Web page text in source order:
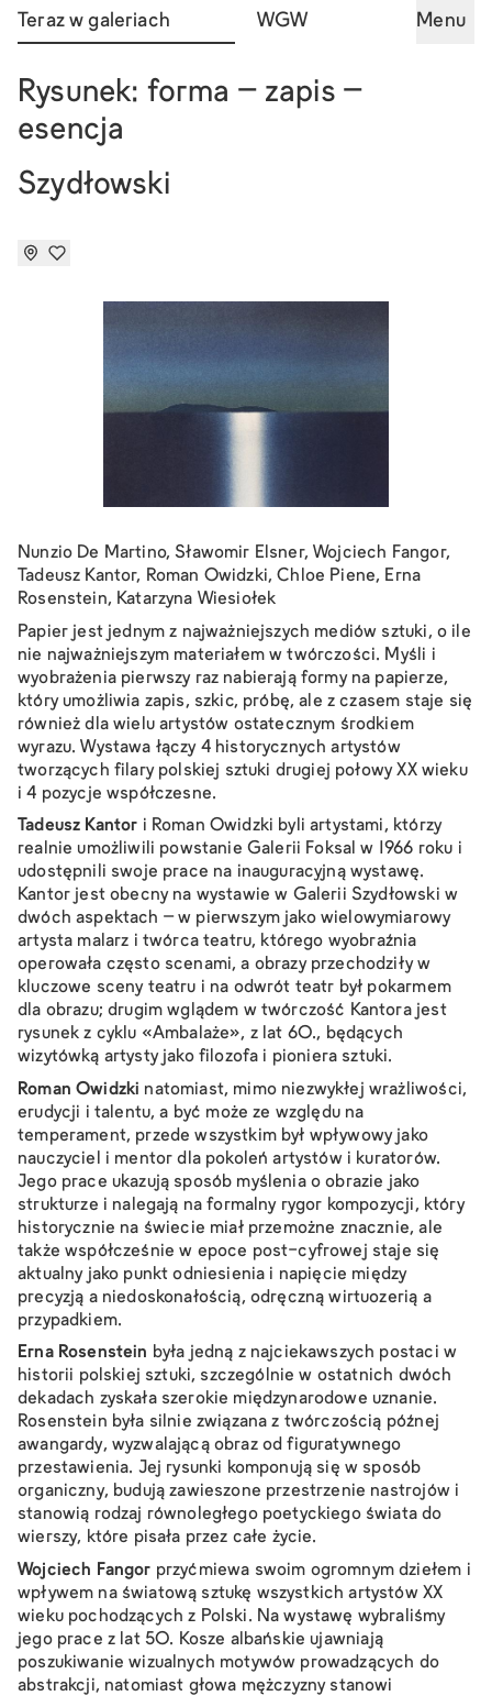
Teraz w galeriach WGW Menu
Rysunek: forma – zapis –
esencja
Szydłowski
Nunzio De Martino, Sławomir Elsner, Wojciech Fangor,
Tadeusz Kantor, Roman Owidzki, Chloe Piene, Erna
Rosenstein, Katarzyna Wiesiołek
Papier jest jednym z najważniejszych mediów sztuki, o ile
nie najważniejszym materiałem w twórczości. Myśli i
wyobrażenia pierwszy raz nabierają formy na papierze,
który umożliwia zapis, szkic, próbę, ale z czasem staje się
również dla wielu artystów ostatecznym środkiem
wyrazu. Wystawa łączy 4 historycznych artystów
tworzących filary polskiej sztuki drugiej połowy XX wieku
i 4 pozycje współczesne.
Tadeusz Kantor i Roman Owidzki byli artystami, którzy
realnie umożliwili powstanie Galerii Foksal w 1966 roku i
udostępnili swoje prace na inauguracyjną wystawę.
Kantor jest obecny na wystawie w Galerii Szydłowski w
dwóch aspektach – w pierwszym jako wielowymiarowy
artysta malarz i twórca teatru, którego wyobraźnia
operowała często scenami, a obrazy przechodziły w
kluczowe sceny teatru i na odwrót teatr był pokarmem
dla obrazu; drugim wglądem w twórczość Kantora jest
rysunek z cyklu «Ambalaże», z lat 60., będących
wizytówką artysty jako filozofa i pioniera sztuki.
Roman Owidzki natomiast, mimo niezwykłej wrażliwości,
erudycji i talentu, a być może ze względu na
temperament, przede wszystkim był wpływowy jako
nauczyciel i mentor dla pokoleń artystów i kuratorów.
Jego prace ukazują sposób myślenia o obrazie jako
strukturze i nalegają na formalny rygor kompozycji, który
historycznie na świecie miał przemożne znacznie, ale
także współcześnie w epoce post-cyfrowej staje się
aktualny jako punkt odniesienia i napięcie między
precyzją a niedoskonałością, odręczną wirtuozerią a
przypadkiem.
Erna Rosenstein była jedną z najciekawszych postaci w
historii polskiej sztuki, szczególnie w ostatnich dwóch
dekadach zyskała szerokie międzynarodowe uznanie.
Rosenstein była silnie związana z twórczością późnej
awangardy, wyzwalającą obraz od figuratywnego
przestawienia. Jej rysunki komponują się w sposób
organiczny, budują zawieszone przestrzenie nastrojów i
stanowią rodzaj równoległego poetyckiego świata do
wierszy, które pisała przez całe życie.
Wojciech Fangor przyćmiewa swoim ogromnym dziełem i
wpływem na światową sztukę wszystkich artystów XX
wieku pochodzących z Polski. Na wystawę wybraliśmy
jego prace z lat 50. Kosze albańskie ujawniają
poszukiwanie wizualnych motywów prowadzących do
abstrakcji, natomiast głowa mężczyzny stanowi